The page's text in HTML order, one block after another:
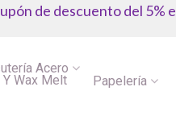
de descuento del 5%
Acero
Wax Melt Papelería